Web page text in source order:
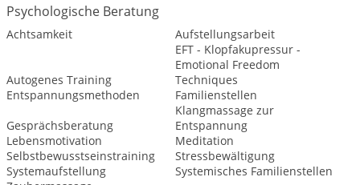
Psychologische Beratung
Achtsamkeit Aufstellungsarbeit
Autogenes Training
EFT - Klopfakupressur -
Emotional Freedom
Techniques
Entspannungsmethoden
Familienstellen
Gesprächsberatung
Klangmassage zur
Entspannung
Lebensmotivation
Meditation
Selbstbewusstseinstraining
Stressbewältigung
Systemaufstellung
Systemisches Familienstellen